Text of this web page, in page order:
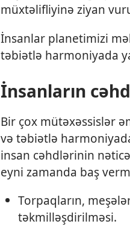
müxtəlifliyinə ziyan
İnsanlar planetimizi
təbiətlə harmoniyada
İnsanların
Bir çox mütəxəssislər
və təbiətlə
insan cəhdlərinin
eyni zamanda baş
Torpaqların,
təkmilləşdirilməsi.